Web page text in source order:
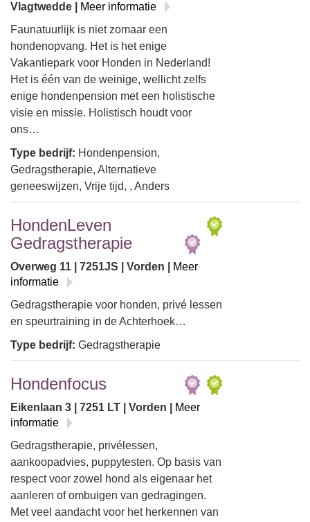
Vlagtwedde |
Meer informatie
Faunatuurlijk is niet zomaar een
hondenopvang. Het is het enige
Vakantiepark voor Honden in Nederland!
Het is één van de weinige, wellicht zelfs
enige hondenpension met een holistische
visie en missie. Holistisch houdt voor
ons…
Type bedrijf: Hondenpension,
Gedragstherapie, Alternatieve
geneeswijzen, Vrije tijd, , Anders
HondenLeven
Gedragstherapie
Overweg 11 | 7251JS | Vorden |
Meer
informatie
Gedragstherapie voor honden, privé lessen
en speurtraining in de Achterhoek…
Type bedrijf: Gedragstherapie
Hondenfocus
Eikenlaan 3 | 7251 LT | Vorden |
Meer
informatie
Gedragstherapie, privélessen,
aankoopadvies, puppytesten. Op basis van
respect voor zowel hond als eigenaar het
aanleren of ombuigen van gedragingen.
Met veel aandacht voor het herkennen van